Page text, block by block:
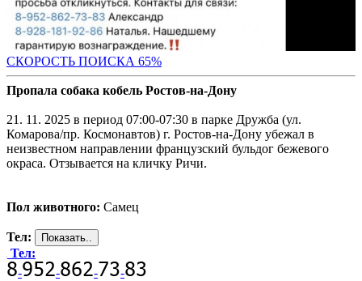
СКОРОСТЬ ПОИСКА 65%
Пропала собака кобель Ростов-на-Дону
21. 11. 2025 в период 07:00-07:30 в парке Дружба (ул.
Комарова/пр. Космонавтов) г. Ростов-на-Дону убежал в
неизвестном направлении французский бульдог бежевого
окраса. Отзывается на кличку Ричи.
Пол животного: Самец
Тел:
Тел:
-
- - -